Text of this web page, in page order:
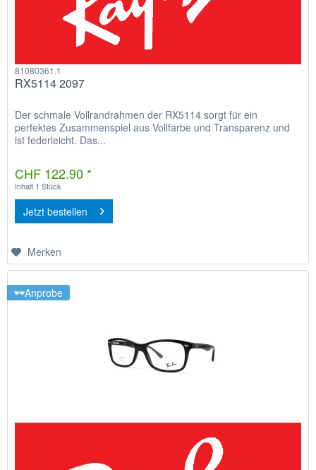
81080361.1
RX5114 2097
Der schmale Vollrandrahmen der RX5114 sorgt für ein
perfektes Zusammenspiel aus Vollfarbe und Transparenz und
ist federleicht. Das...
CHF 122.90 *
Inhalt 1 Stück
Jetzt bestellen
Merken
Anprobe